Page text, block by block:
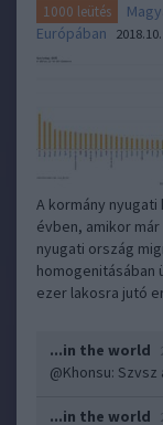
1000 leütés
Európában
A kormány nyugati
évben, amikor
nyugati ország
homogenitásában
ezer lakosra jutó
...in the world
@Khonsu:
...in the world